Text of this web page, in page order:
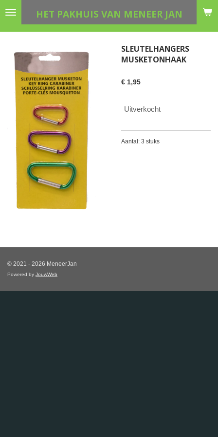
Ga
HET PAKHUIS VAN MENEER JAN
SLEUTELHANGERS
MUSKETONHAAK
€ 1,95
Uitverkocht
Aantal: 3 stuks
© 2021 - 2026 MeneerJan
Powered by JouwWeb